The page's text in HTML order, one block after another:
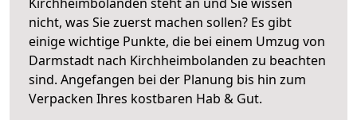
nicht, was Sie zuerst machen sollen? Es gibt
einige wichtige Punkte, die bei einem Umzug von
Darmstadt nach Kirchheimbolanden zu beachten
sind. Angefangen bei der Planung bis hin zum
Verpacken Ihres kostbaren Hab & Gut.